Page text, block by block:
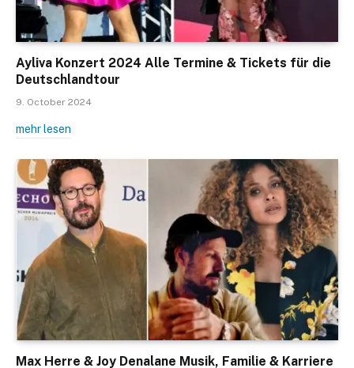
Ayliva Konzert 2024 Alle Termine & Tickets für die
Deutschlandtour
9. October 2024
mehr lesen
Max Herre & Joy Denalane Musik, Familie & Karriere